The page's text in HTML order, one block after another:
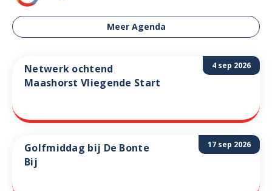
Meer Agenda
4 sep 2026
Netwerk ochtend
Maashorst Vliegende Start
17 sep 2026
Golfmiddag bij De Bonte
Bij